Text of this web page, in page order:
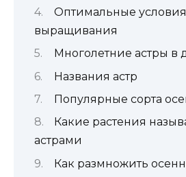
Оптимальные условия
выращивания
Многолетние астры в
Названия астр
Популярные сорта
Какие растения
астрами
Как размножить